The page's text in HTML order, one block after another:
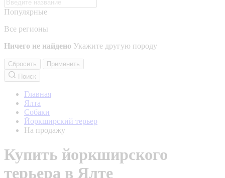
Популярные
Все регионы
Ничего не найдено Укажите другую породу
Сбросить
Применить
Поиск
Главная
Ялта
Собаки
Йоркширский терьер
На продажу
Купить йоркширского
терьера в Ялте